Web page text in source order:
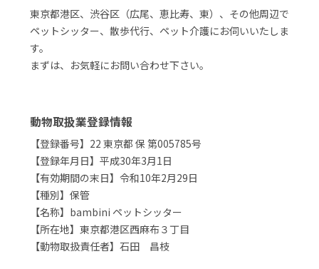
東京都港区、渋谷区（広尾、恵比寿、東）、その他周辺で
ペットシッター、散歩代行、ペット介護にお伺いいたしま
す。
まずは、お気軽にお問い合わせ下さい。
動物取扱業登録情報
【登録番号】22 東京都 保 第005785号
【登録年月日】平成30年3月1日
【有効期間の末日】令和10年2月29日
【種別】保管
【名称】bambini ペットシッター
【所在地】東京都港区西麻布３丁目
【動物取扱責任者】石田 昌枝